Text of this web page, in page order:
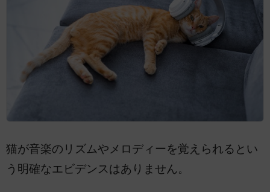
猫が音楽のリズムやメロディーを覚えられるとい
う明確なエビデンスはありません。